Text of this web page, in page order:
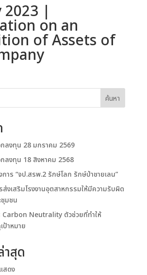
2023 |
on an
of Assets of
ค้นหา
ลงทุน 28 มกราคม 2569
ลงทุน 18 สิงหาคม 2568
การ “จป.สรพ.2 รักษ์โลก รักษ์ป่าชายเลน”
ส่งเสริมโรงงานอุตสาหกรรมให้มีความรับผิด
มชน
Neutrality ตัวช่วยที่ทำให้
ป้าหมาย
าสุด
สดง